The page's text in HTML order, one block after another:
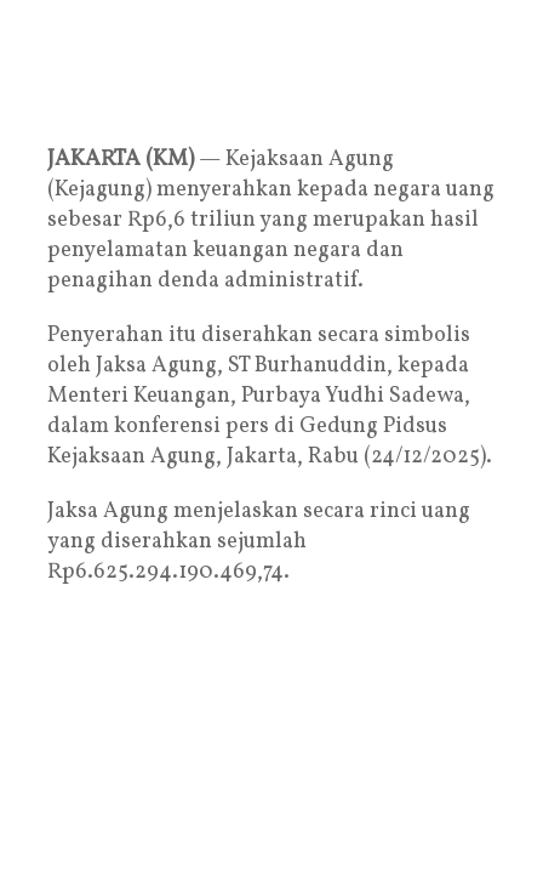
JAKARTA (KM)— Kejaksaan Agung
(Kejagung) menyerahkan kepada negara uang
sebesar Rp6,6 triliun yang merupakan hasil
penyelamatan keuangan negara dan
penagihan denda administratif.
Penyerahan itu diserahkan secara simbolis
oleh Jaksa Agung, ST Burhanuddin, kepada
Menteri Keuangan, Purbaya Yudhi Sadewa,
dalam konferensi pers di Gedung Pidsus
Kejaksaan Agung, Jakarta, Rabu (24/12/2025).
Jaksa Agung menjelaskan secara rinci uang
yang diserahkan sejumlah
Rp6.625.294.190.469,74.